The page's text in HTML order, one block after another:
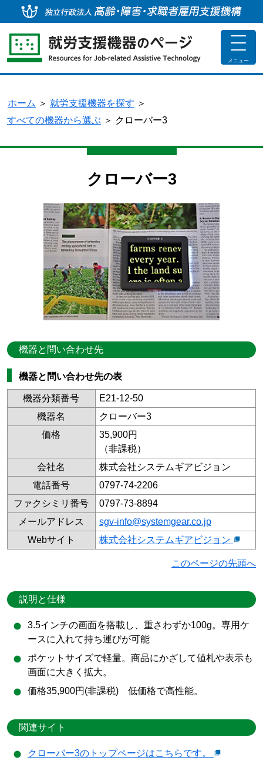
toggle
メニュー
ホーム ＞ 就労支援機器を探す ＞
すべての機器から選ぶ ＞ クローバー3
クローバー3
機器と問い合わせ先
機器と問い合わせ先の表
機器分類番号
E21-12-50
機器名
クローバー3
価格
35,900円
（非課税）
会社名
株式会社システムギアビジョン
電話番号
0797-74-2206
ファクシミリ番号
0797-73-8894
メールアドレス
sgv-info@systemgear.co.jp
Webサイト
株式会社システムギアビジョン
このページの先頭へ
説明と仕様
3.5インチの画面を搭載し、重さわずか100g。専用ケ
ースに入れて持ち運びが可能
ポケットサイズで軽量。商品にかざして値札や表示も
画面に大きく拡大。
価格35,900円(非課税) 低価格で高性能。
関連サイト
クローバー3のトップページはこちらです。